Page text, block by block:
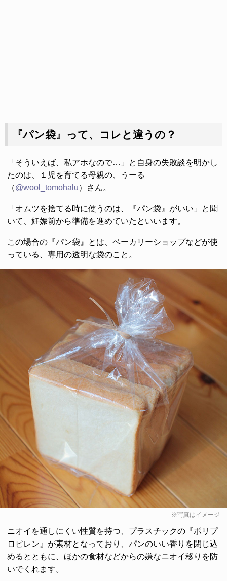
『パン袋』って、コレと違うの？
「そういえば、私アホなので…」と自身の失敗談を明かし
たのは、１児を育てる母親の、うーる
（@wool_tomohalu）さん。
「オムツを捨てる時に使うのは、『パン袋』がいい」と聞
いて、妊娠前から準備を進めていたといいます。
この場合の『パン袋』とは、ベーカリーショップなどが使
っている、専用の透明な袋のこと。
※写真はイメージ
ニオイを通しにくい性質を持つ、プラスチックの『ポリプ
ロピレン』が素材となっており、パンのいい香りを閉じ込
めるとともに、ほかの食材などからの嫌なニオイ移りを防
いでくれます。